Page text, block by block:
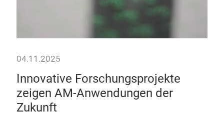
04.11.2025
Innovative Forschungsprojekte
zeigen AM-Anwendungen der
Zukunft